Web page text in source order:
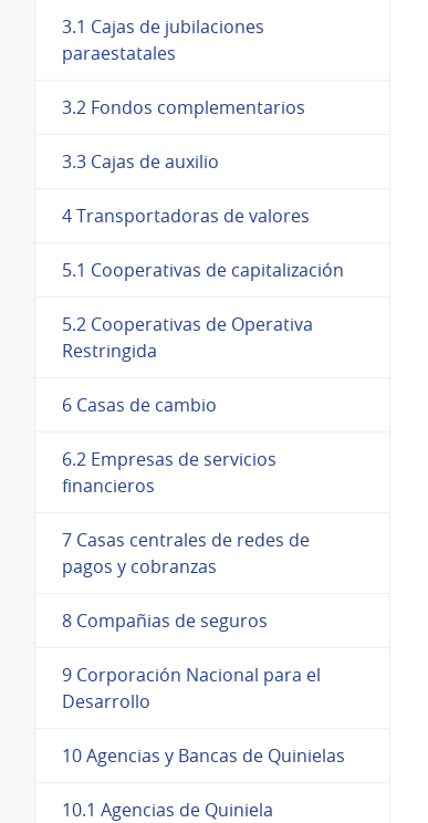
3.1 Cajas de jubilaciones
paraestatales
3.2 Fondos complementarios
3.3 Cajas de auxilio
4 Transportadoras de valores
5.1 Cooperativas de capitalización
5.2 Cooperativas de Operativa
Restringida
6 Casas de cambio
6.2 Empresas de servicios
financieros
7 Casas centrales de redes de
pagos y cobranzas
8 Compañias de seguros
9 Corporación Nacional para el
Desarrollo
10 Agencias y Bancas de Quinielas
10.1 Agencias de Quiniela